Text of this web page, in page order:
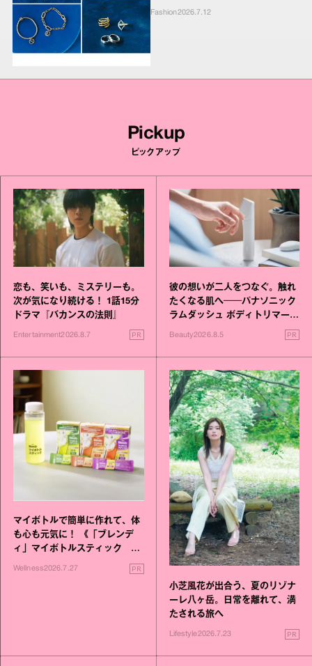
Fashion2026.7.12
Pickup
ピックアップ
恋も、笑いも、ミステリーも。
次が気になり続ける！ 1話15分
ドラマ『バカンスの法則』
Entertainment2026.8.7 PR
彼の想いが二人をつなぐ。触れ
たくなる肌へ──パナソニック
ラムダッシュ ボディトリマーが
Beauty2026.8.5 PR
マイボトルで簡単に作れて、体
も心も元気に！ 《「ブレンデ
ィ」マイボトルスティック い
いこと毎日》シリーズが誕生
Wellness2026.7.27 PR
小芝風花が出合う、夏のリゾナ
ーレ八ヶ岳。日常を離れて、満
たされる旅へ
Lifestyle2026.7.23 PR